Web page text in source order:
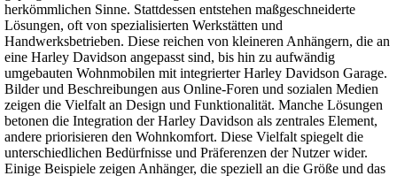
herkömmlichen Sinne. Stattdessen entstehen maßgeschneiderte
Lösungen, oft von spezialisierten Werkstätten und
Handwerksbetrieben. Diese reichen von kleineren Anhängern, die an
eine Harley Davidson angepasst sind, bis hin zu aufwändig
umgebauten Wohnmobilen mit integrierter Harley Davidson Garage.
Bilder und Beschreibungen aus Online-Foren und sozialen Medien
zeigen die Vielfalt an Design und Funktionalität. Manche Lösungen
betonen die Integration der Harley Davidson als zentrales Element,
andere priorisieren den Wohnkomfort. Diese Vielfalt spiegelt die
unterschiedlichen Bedürfnisse und Präferenzen der Nutzer wider.
Einige Beispiele zeigen Anhänger, die speziell an die Größe und das